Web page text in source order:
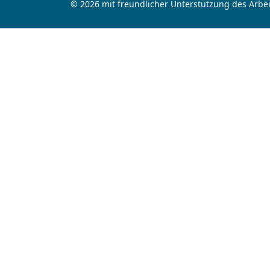
© 2026 mit freundlicher Unterstützung des